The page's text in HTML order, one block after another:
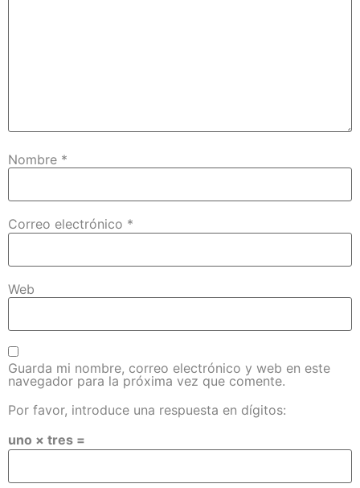
Nombre *
Correo electrónico *
Web
Guarda mi nombre, correo electrónico y web en este
navegador para la próxima vez que comente.
Por favor, introduce una respuesta en dígitos:
uno × tres =